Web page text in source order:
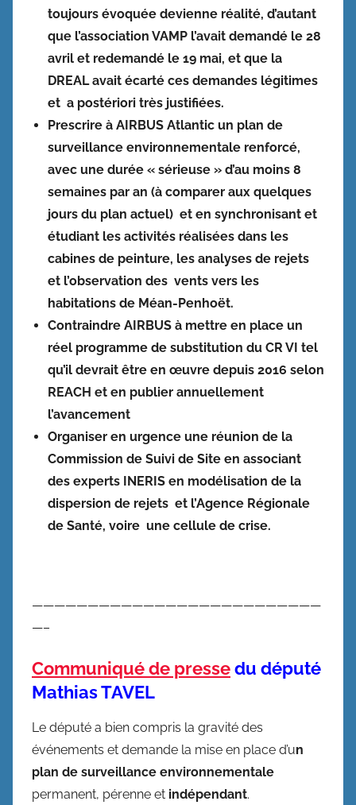
toujours évoquée devienne réalité, d’autant
que l’association VAMP l’avait demandé le 28
avril et redemandé le 19 mai, et que la
DREAL avait écarté ces demandes légitimes
et a postériori très justifiées.
Prescrire à AIRBUS Atlantic un plan de
surveillance environnementale renforcé,
avec une durée « sérieuse » d’au moins 8
semaines par an (à comparer aux quelques
jours du plan actuel) et en synchronisant et
étudiant les activités réalisées dans les
cabines de peinture, les analyses de rejets
et l’observation des vents vers les
habitations de Méan-Penhoët.
Contraindre AIRBUS à mettre en place un
réel programme de substitution du CR VI tel
qu’il devrait être en œuvre depuis 2016 selon
REACH et en publier annuellement
l’avancement
Organiser en urgence une réunion de la
Commission de Suivi de Site en associant
des experts INERIS en modélisation de la
dispersion de rejets et l’Agence Régionale
de Santé, voire une cellule de crise.
——————————————————————————
—–
Communiqué de pressedu député
Mathias TAVEL
Le député a bien compris la gravité des
événements et demande la mise en place d’un
plan de surveillance environnementale
permanent, pérenne et indépendant.